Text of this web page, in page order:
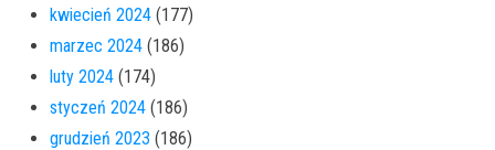
kwiecień 2024 (177)
marzec 2024 (186)
luty 2024 (174)
styczeń 2024 (186)
grudzień 2023 (186)